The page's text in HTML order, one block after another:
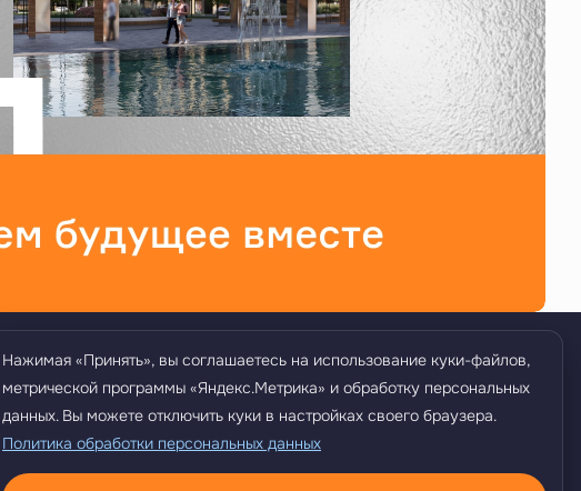
+7 (352) 242-26-81
Нажимая «Принять», вы соглашаетесь на использование куки-файлов,
метрической программы «Яндекс.Метрика» и обработку персональных
данных. Вы можете отключить куки в настройках своего браузера.
Политика обработки персональных данных